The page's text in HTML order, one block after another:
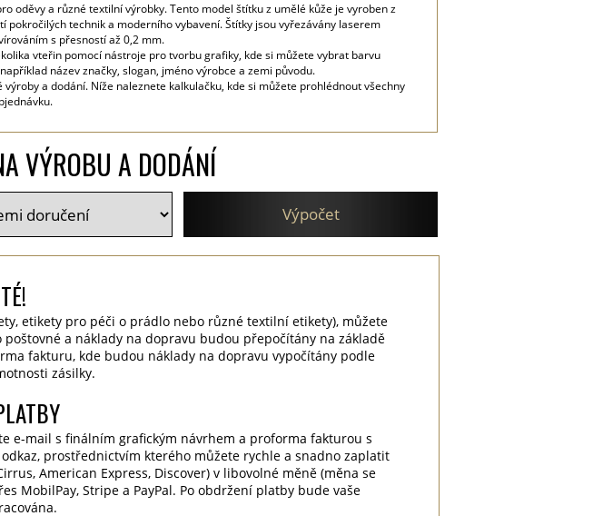
oděvy a různé textilní výrobky. Tento model štítku z umělé kůže je vyroben z
technik a moderního vybavení. Štítky jsou vyřezávány laserem
s přesností až 0,2 mm.
vteřin pomocí nástroje pro tvorbu grafiky, kde si můžete vybrat barvu
název značky, slogan, jméno výrobce a zemi původu.
a dodání. Níže naleznete kalkulačku, kde si můžete prohlédnout všechny
VÝROBU A DODÁNÍ
Výpočet
etikety pro péči o prádlo nebo různé textilní etikety), můžete
a náklady na dopravu budou přepočítány na základě
fakturu, kde budou náklady na dopravu vypočítány podle
zásilky.
e-mail s finálním grafickým návrhem a proforma fakturou s
prostřednictvím kterého můžete rychle a snadno zaplatit
American Express, Discover) v libovolné měně (měna se
MobilPay, Stripe a PayPal. Po obdržení platby bude vaše